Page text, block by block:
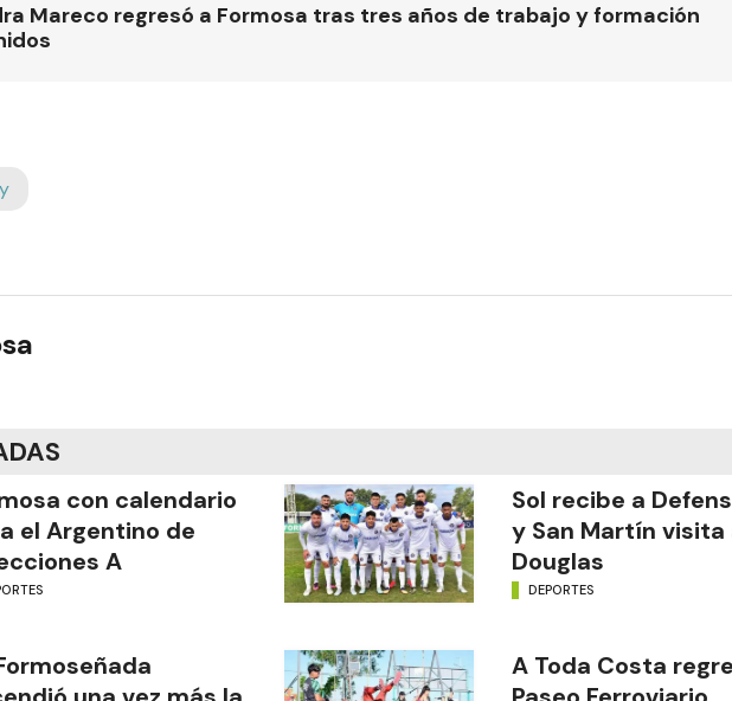
Mareco regresó a Formosa tras tres años de trabajo y formación
con calendario
el Argentino de
A
Sol recibe a
y San Martín visita
Douglas
DEPORTES
A Toda Costa